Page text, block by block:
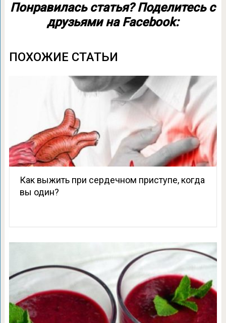
Понравилась статья? Поделитесь с
друзьями на Facebook:
ПОХОЖИЕ СТАТЬИ
Как выжить при сердечном приступе, когда
вы один?